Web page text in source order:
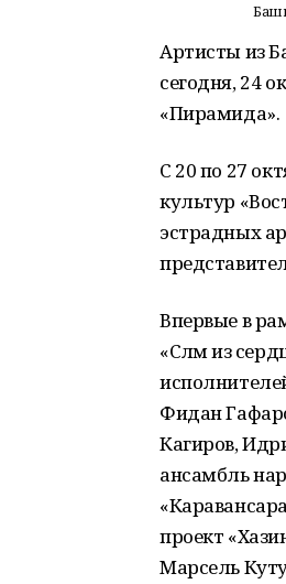
Артисты из
сегодня, 24
«Пирамида».
С 20 по 27
культур
эстрадных
Впервые в
«Сәләм из
Фидан
Кагиров,
ансамбль
проект
Марсель